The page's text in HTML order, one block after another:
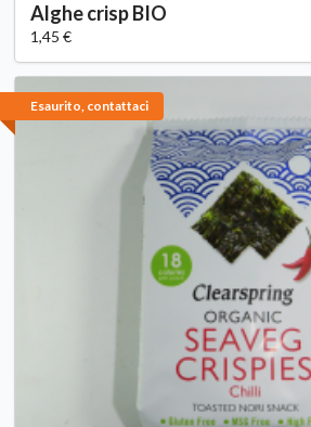
Alghe crisp BIO
1,45 €
Esaurito, contattaci